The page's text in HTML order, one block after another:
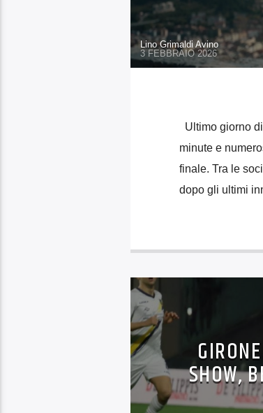
Lino Grimaldi Avino
3 FEBBRAIO 2026
Ultimo giorno
minute e
finale. Tra le
dopo gli ultimi
SHOW,